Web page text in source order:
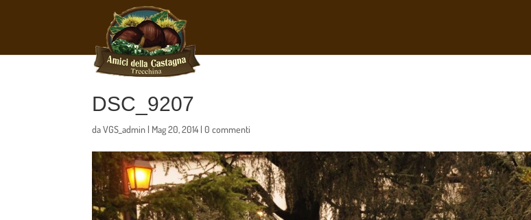
DSC_9207
daVGS_admin | Mag 20, 2014 |0 commenti